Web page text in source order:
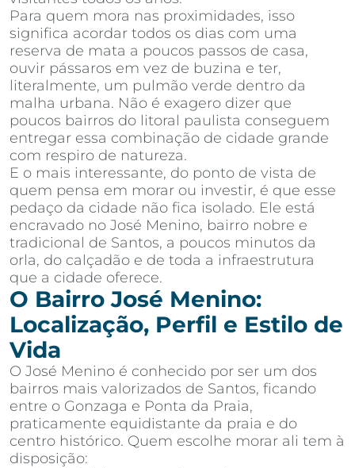
Para quem mora nas proximidades, isso
significa acordar todos os dias com uma
reserva de mata a poucos passos de casa,
ouvir pássaros em vez de buzina e ter,
literalmente, um pulmão verde dentro da
malha urbana. Não é exagero dizer que
poucos bairros do litoral paulista conseguem
entregar essa combinação de cidade grande
com respiro de natureza.
E o mais interessante, do ponto de vista de
quem pensa em morar ou investir, é que esse
pedaço da cidade não fica isolado. Ele está
encravado no José Menino, bairro nobre e
tradicional de Santos, a poucos minutos da
orla, do calçadão e de toda a infraestrutura
que a cidade oferece.
O Bairro José Menino:
Localização, Perfil e Estilo de
Vida
O José Menino é conhecido por ser um dos
bairros mais valorizados de Santos, ficando
entre o Gonzaga e Ponta da Praia,
praticamente equidistante da praia e do
centro histórico. Quem escolhe morar ali tem à
disposição: